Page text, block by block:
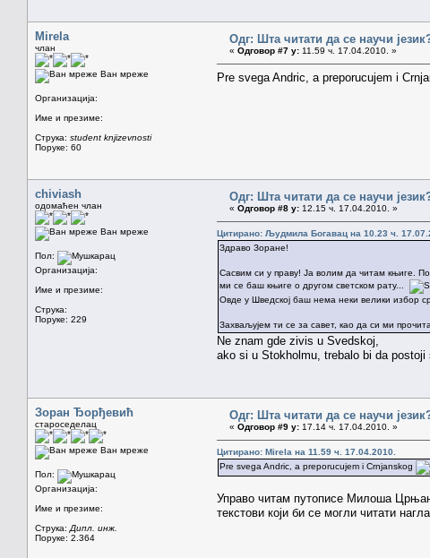
Mirela
члан
Ван мреже
Организација:
Име и презиме:
Струка: student knjizevnosti
Поруке: 60
Одг: Шта читати да се научи
« Одговор #7 у: 11.59 ч. 17.04.2010. »
Pre svega Andric, a preporucujem i
chiviash
одомаћен члан
Ван мреже
Пол:
Организација:
Име и презиме:
Струка:
Поруке: 229
Одг: Шта читати да се научи
« Одговор #8 у: 12.15 ч. 17.04.2010. »
Цитирано: Људмила Богавац на 10.23 ч.
Здраво Зоране!
Сасвим си у праву! Ја волим да читам књиге.
ми се баш књиге о другом светском рату...
Овде у Шведској баш нема неки велики избор
Захваљујем ти се за савет, као да си ми
Ne znam gde zivis u Svedskoj,
ako si u Stokholmu, trebalo bi da
Зоран Ђорђевић
староседелац
Ван мреже
Пол:
Организација:
Име и презиме:
Струка: Дипл. инж.
Поруке: 2.364
Одг: Шта читати да се научи
« Одговор #9 у: 17.14 ч. 17.04.2010. »
Цитирано: Mirela на 11.59 ч. 17.04.2010.
Pre svega Andric, a preporucujem i Crnjanskog
Управо читам путописе Милоша
текстови који би се могли читати